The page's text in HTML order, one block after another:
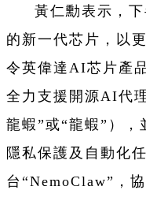
黃仁勳表示，
的新一代芯片，以
令英偉達AI芯片產
全力支援開源AI代
龍蝦”或“龍蝦”），
隱私保護及自動化
台“NemoClaw”，